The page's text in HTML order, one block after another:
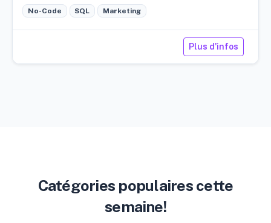
No-Code SQL Marketing
Plus d'infos
Catégories populaires cette
semaine!